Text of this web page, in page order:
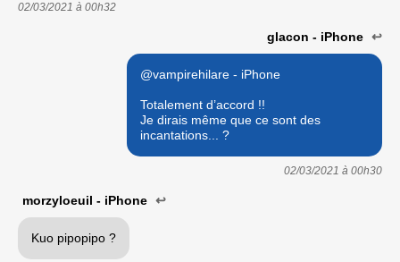
02/03/2021 à 00h32
glacon - iPhone ↩
@vampirehilare - iPhone
Totalement d’accord !!
Je dirais même que ce sont des
incantations... ?
02/03/2021 à 00h30
morzyloeuil - iPhone ↩
Kuo pipopipo ?